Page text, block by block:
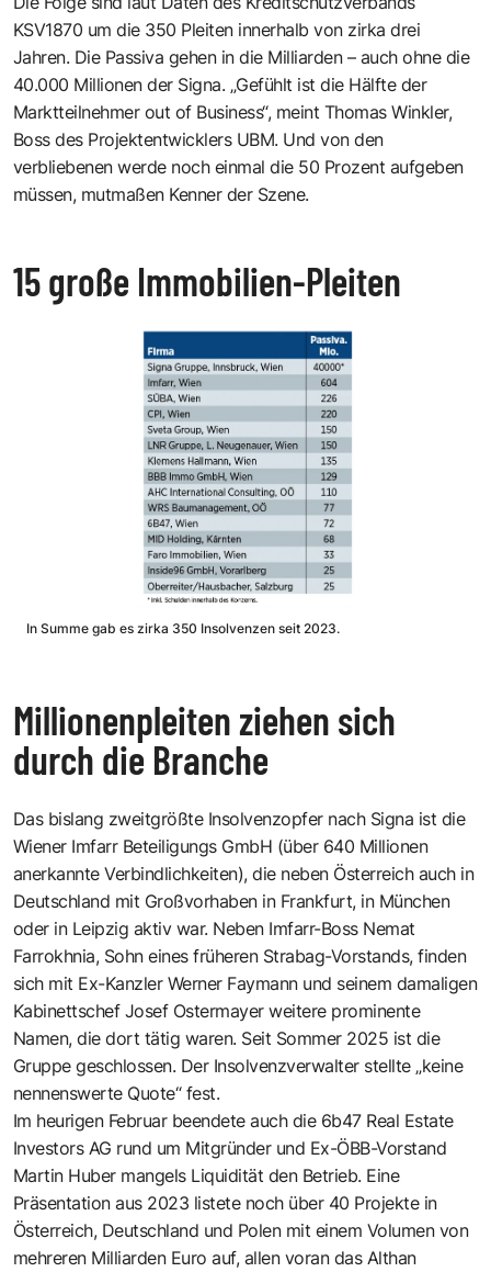
KSV1870 um die 350 Pleiten innerhalb von zirka drei
Jahren. Die Passiva gehen in die Milliarden – auch ohne die
40.000 Millionen der Signa. „Gefühlt ist die Hälfte der
Marktteilnehmer out of Business“, meint Thomas Winkler,
Boss des Projektentwicklers UBM. Und von den
verbliebenen werde noch einmal die 50 Prozent aufgeben
müssen, mutmaßen Kenner der Szene.
15 große Immobilien-Pleiten
In Summe gab es zirka 350 Insolvenzen seit 2023.
Millionenpleiten ziehen sich
durch die Branche
Das bislang zweitgrößte Insolvenzopfer nach Signa ist die
Wiener Imfarr Beteiligungs GmbH (über 640 Millionen
anerkannte Verbindlichkeiten), die neben Österreich auch in
Deutschland mit Großvorhaben in Frankfurt, in München
oder in Leipzig aktiv war. Neben Imfarr-Boss Nemat
Farrokhnia, Sohn eines früheren Strabag-Vorstands, finden
sich mit Ex-Kanzler Werner Faymann und seinem damaligen
Kabinettschef Josef Ostermayer weitere prominente
Namen, die dort tätig waren. Seit Sommer 2025 ist die
Gruppe geschlossen. Der Insolvenzverwalter stellte „keine
nennenswerte Quote“ fest.
Im heurigen Februar beendete auch die 6b47 Real Estate
Investors AG rund um Mitgründer und Ex-ÖBB-Vorstand
Martin Huber mangels Liquidität den Betrieb. Eine
Präsentation aus 2023 listete noch über 40 Projekte in
Österreich, Deutschland und Polen mit einem Volumen von
mehreren Milliarden Euro auf, allen voran das Althan